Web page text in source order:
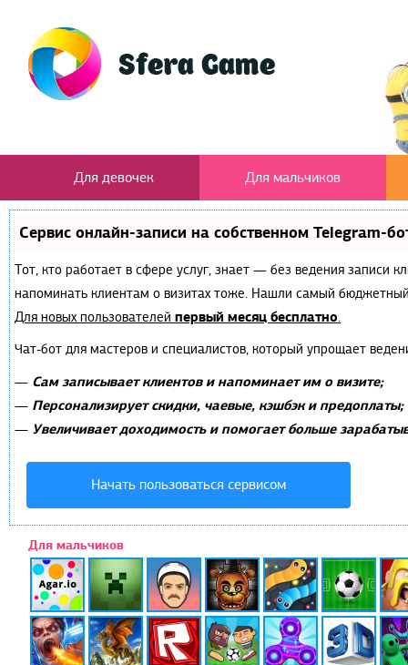
Для девочек Для мальчиков
Сервис онлайн-записи на собственном Telegram-
Тот, кто работает в сфере услуг, знает — без ведения записи
напоминать клиентам о визитах тоже. Нашли самый
Для новых пользователей первый месяц бесплатно.
Чат-бот для мастеров и специалистов, который упрощает
— Сам записывает клиентов и напоминает им о визите;
— Персонализирует скидки, чаевые, кэшбэк и предоплаты;
— Увеличивает доходимость и помогает больше
Начать пользоваться сервисом
Для мальчиков